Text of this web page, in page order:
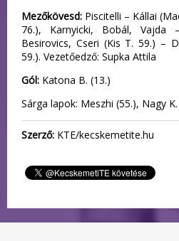
Mezőkövesd: Piscitelli – Kállai
76.), Karnyicki, Bobál, Vajda
Besirovics, Cseri (Kis T. 59.) –
59.). Vezetőedző: Supka Attila
Gól: Katona B. (13.)
Sárga lapok: Meszhi (55.), Nagy
Szerző: KTE/kecskemetite.hu